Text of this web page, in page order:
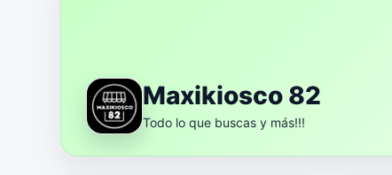
Maxikiosco 82
Todo lo que buscas y más!!!